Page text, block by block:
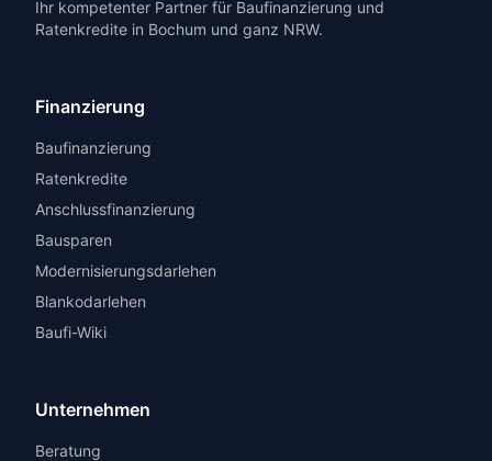
Ihr kompetenter Partner für Baufinanzierung und
Ratenkredite in Bochum und ganz NRW.
Finanzierung
Baufinanzierung
Ratenkredite
Anschlussfinanzierung
Bausparen
Modernisierungsdarlehen
Blankodarlehen
Baufi-Wiki
Unternehmen
Beratung